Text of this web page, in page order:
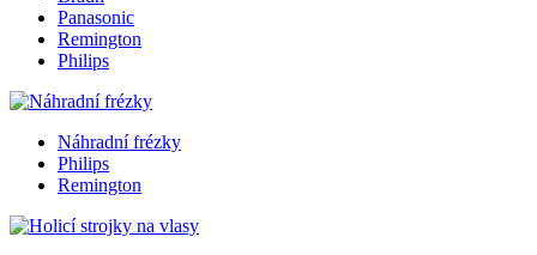
Panasonic
Remington
Philips
Náhradní frézky
Philips
Remington